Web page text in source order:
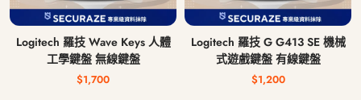
Logitech 羅技 Wave Keys 人體
工學鍵盤 無線鍵盤
$1,700
Logitech 羅技 G G413 SE 機械
式遊戲鍵盤 有線鍵盤
$1,200